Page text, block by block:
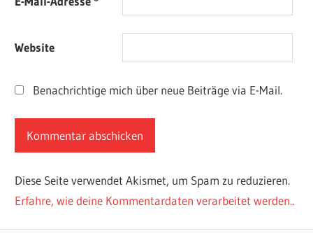
Website
Benachrichtige mich über neue Beiträge via E-Mail.
Diese Seite verwendet Akismet, um Spam zu reduzieren.
Erfahre, wie deine Kommentardaten verarbeitet werden..